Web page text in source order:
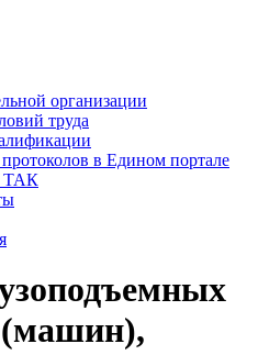
организации
труда
в Едином портале
ТАК
(машин),